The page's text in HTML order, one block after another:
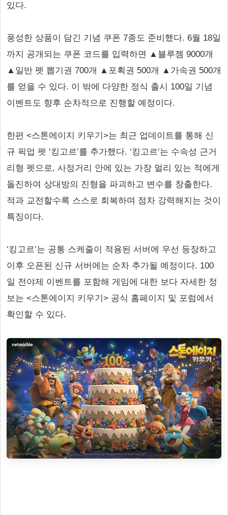
있다.
풍성한 상품이 담긴 기념 쿠폰 7종도 준비했다. 6월 18일
까지 공개되는 쿠폰 코드를 입력하면 ▲블루젬 9000개
▲일반 펫 뽑기권 700개 ▲포획권 500개 ▲가속권 500개
를 얻을 수 있다. 이 밖에 다양한 정식 출시 100일 기념
이벤트도 향후 순차적으로 진행할 예정이다.
한편 <스톤에이지 키우기>는 최근 업데이트를 통해 신
규 픽업 펫 ‘킹고르’를 추가했다. ‘킹고르’는 수속성 근거
리형 펫으로, 사정거리 안에 있는 가장 멀리 있는 적에게
돌진하여 상대방의 진형을 파괴하고 변수를 창출한다.
적과 교전할수록 스스로 회복하며 점차 강력해지는 것이
특징이다.
‘킹고르’는 공통 스케줄이 적용된 서버에 우선 등장하고
이후 오픈된 신규 서버에는 순차 추가될 예정이다. 100
일 전야제 이벤트를 포함해 게임에 대한 보다 자세한 정
보는 <스톤에이지 키우기> 공식 홈페이지 및 포럼에서
확인할 수 있다.